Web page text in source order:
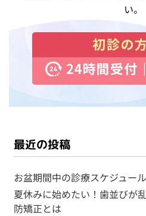
い。
最近の投稿
お盆期間中の診療スケジュー
夏休みに始めたい！歯並びが
防矯正とは